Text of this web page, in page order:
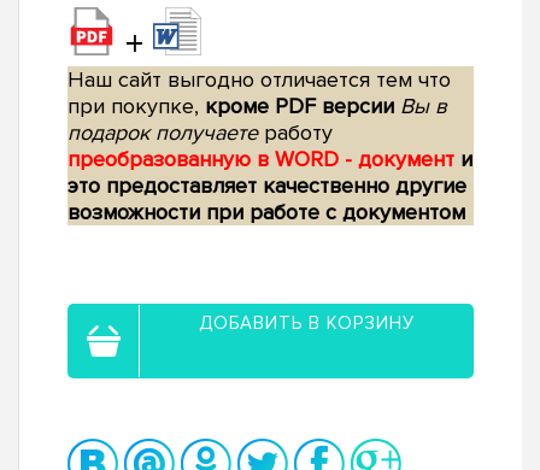
+
Наш сайт выгодно отличается тем что
при покупке, кроме PDF версии Вы в
подарок получаетеработу
преобразованную в WORD - документ и
это предоставляет качественно другие
возможности при работе с документом
ДОБАВИТЬ В КОРЗИНУ